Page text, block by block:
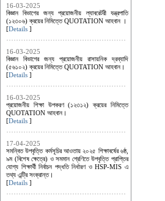
16-03-2025
বিজ্ঞান বিভাগের জন্য প্রয়োজনীয় ল্যাবরেটরী যন্ত্রপাতি
(১২৩০৬) ক্রয়ের নিমিত্তে QUOTATION আহবান ।
[Details ]
16-03-2025
বিজ্ঞান বিভাগের জন্য প্রয়োজনীয় রাসায়নিক দ্রব্যাদি
(৫৬১০২) ক্রয়ের নিমিত্তে QUOTATION আহবান।
[Details ]
16-03-2025
প্রয়োজনীয় শিক্ষা উপকরণ (১২৩১২) ক্রয়ের নিমিত্তে
QUOTATION আহবান।
[Details ]
17-04-2025
সমন্বিত উপবৃত্তি কর্মসূচির আওতায় ২০২৫ শিক্ষাবর্ষের ৬ষ্ঠ,
৯ম (বিশেষ ক্ষেত্রে) ও সমমান শ্রেণিতে উপবৃত্তি প্রাপ্তির
যোগ্য শিক্ষার্থী নির্বাচন পদ্ধতি নির্ধারণ ও HSP-MIS এ
তথ্য এন্ট্রি সংক্রান্ত।
[Details ]